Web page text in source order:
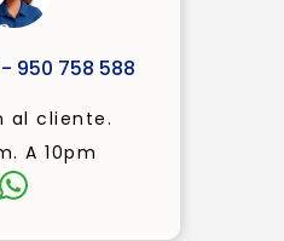
950 758 588
al cliente.
A 10pm